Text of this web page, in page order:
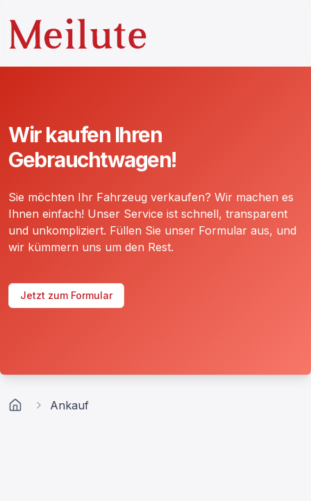
Wir kaufen Ihren
Gebrauchtwagen!
Sie möchten Ihr Fahrzeug verkaufen? Wir machen es
Ihnen einfach! Unser Service ist schnell, transparent
und unkompliziert. Füllen Sie unser Formular aus, und
wir kümmern uns um den Rest.
Jetzt zum Formular
Home
Ankauf